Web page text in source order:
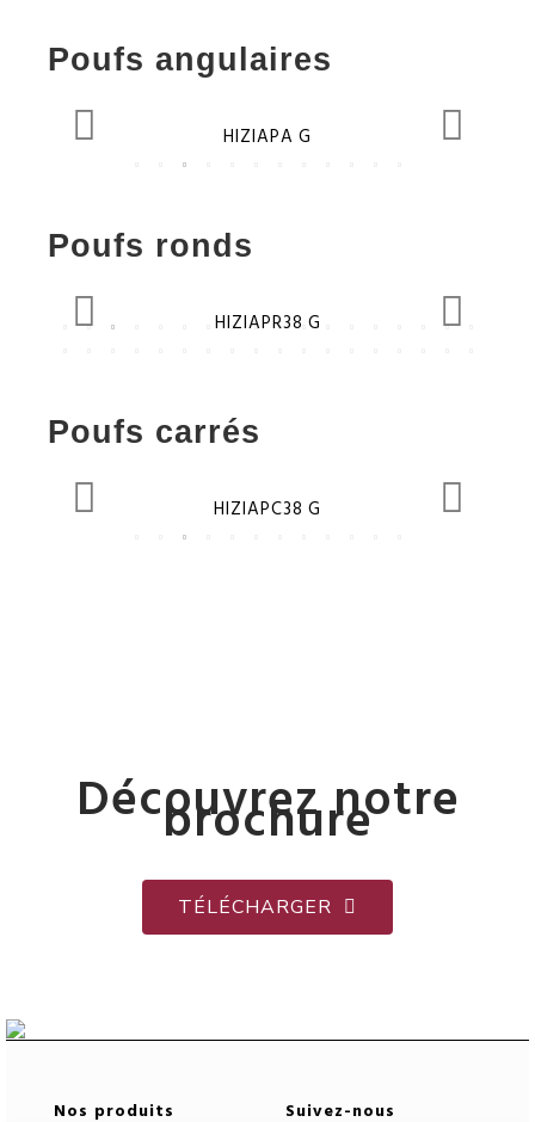
Poufs angulaires
HIZIAPA J
Poufs ronds
HIZIAPR38 J
Poufs carrés
HIZIAPC38 J
Découvrez notre
brochure
TÉLÉCHARGER
Nos produits Suivez-nous